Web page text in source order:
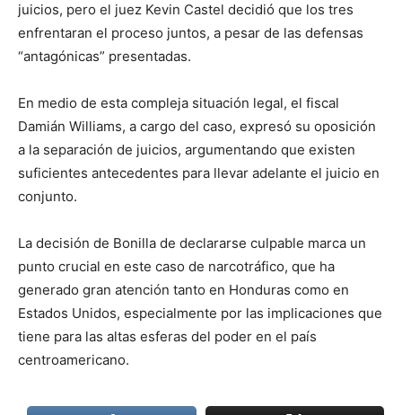
juicios, pero el juez Kevin Castel decidió que los tres
enfrentaran el proceso juntos, a pesar de las defensas
“antagónicas” presentadas.
En medio de esta compleja situación legal, el fiscal
Damián Williams, a cargo del caso, expresó su oposición
a la separación de juicios, argumentando que existen
suficientes antecedentes para llevar adelante el juicio en
conjunto.
La decisión de Bonilla de declararse culpable marca un
punto crucial en este caso de narcotráfico, que ha
generado gran atención tanto en Honduras como en
Estados Unidos, especialmente por las implicaciones que
tiene para las altas esferas del poder en el país
centroamericano.